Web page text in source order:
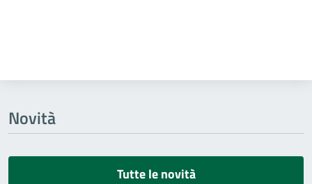
Novità
Tutte le novità